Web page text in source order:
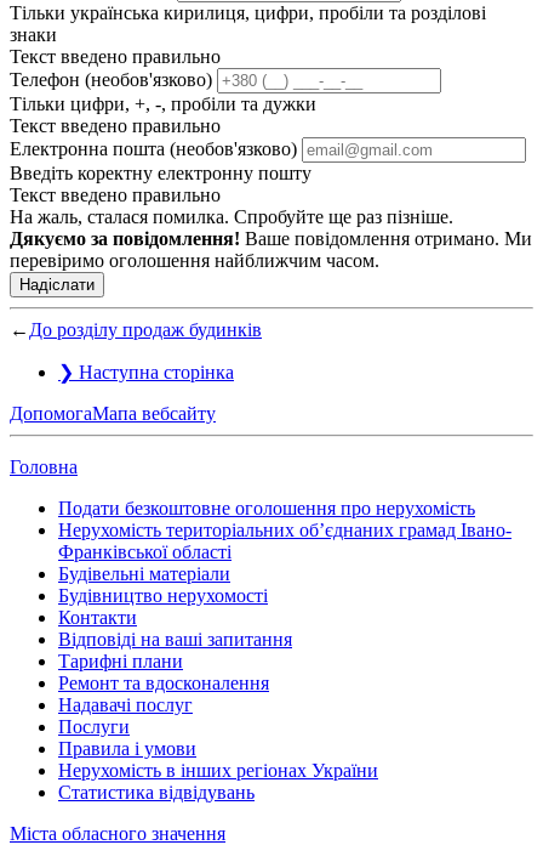
Тільки українська кирилиця, цифри, пробіли та розділові
знаки
Текст введено правильно
Телефон (необов'язково)
Тільки цифри, +, -, пробіли та дужки
Текст введено правильно
Електронна пошта (необов'язково)
Введіть коректну електронну пошту
Текст введено правильно
На жаль, сталася помилка. Спробуйте ще раз пізніше.
Дякуємо за повідомлення! Ваше повідомлення отримано. Ми
перевіримо оголошення найближчим часом.
Надіслати
← До розділу продаж будинків
❯ Наступна сторінка
ДопомогаМапа вебсайту
Головна
Подати безкоштовне оголошення про нерухомість
Нерухомість територіальних об’єднаних грамад Івано-
Франківської області
Будівельні матеріали
Будівництво нерухомості
Контакти
Відповіді на ваші запитання
Тарифні плани
Ремонт та вдосконалення
Надавачі послуг
Послуги
Правила і умови
Нерухомість в інших регіонах України
Статистика відвідувань
Міста обласного значення